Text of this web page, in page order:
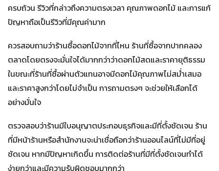
ครบถ้วน รีวิวที่กล่าวถึงความตรงเวลา คุณภาพดอกไม้ และการแก้
ปัญหาถือเป็นรีวิวที่มีคุณค่ามาก
ควรสอบถามว่าร้านซื้อดอกไม้จากที่ไหน ร้านที่ซื้อจากปากคลอง
ตลาดโดยตรงจะมั่นใจได้มากกว่าว่าดอกไม้สดและราคายุติธรรม
ในขณะที่ร้านที่ซื้อผ่านตัวแทนอาจมีดอกไม้คุณภาพไม่สม่ำเสมอ
และราคาสูงกว่าโดยไม่จำเป็น การถามตรงๆ จะช่วยให้เลือกได้
อย่างมั่นใจ
ตรวจสอบว่าร้านมีใบอนุญาตประกอบธุรกิจและมีที่ตั้งชัดเจน ร้าน
ที่มีหน้าร้านหรือสำนักงานจะน่าเชื่อถือกว่าร้านออนไลน์ที่ไม่มีที่อยู่
ชัดเจน หากมีปัญหาเกิดขึ้น การติดต่อร้านที่มีที่ตั้งชัดเจนทำได้
ง่ายกว่าและมีความรับผิดชอบมากกว่า